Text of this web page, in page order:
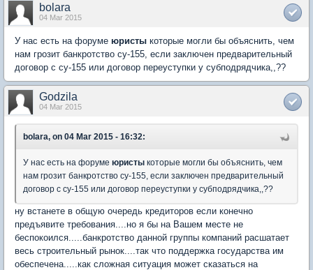
bolara
04 Mar 2015
У нас есть на форуме юристы которые могли бы объяснить, чем
нам грозит банкротство су-155, если заключен предварительный
договор с су-155 или договор переуступки у субподрядчика,,??
Godzila
04 Mar 2015
bolara, on 04 Mar 2015 - 16:32:
У нас есть на форуме юристы которые могли бы объяснить, чем
нам грозит банкротство су-155, если заключен предварительный
договор с су-155 или договор переуступки у субподрядчика,,??
ну встанете в общую очередь кредиторов если конечно
предъявите требования....но я бы на Вашем месте не
беспокоился.....банкротство данной группы компаний расшатает
весь строительный рынок....так что поддержка государства им
обеспечена.....как сложная ситуация может сказаться на